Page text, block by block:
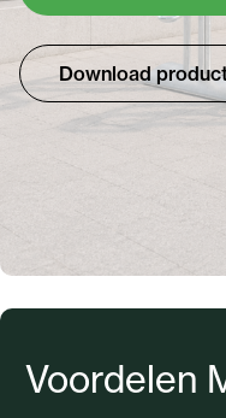
Download
Voordelen